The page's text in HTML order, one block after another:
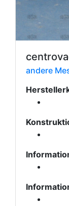
andere